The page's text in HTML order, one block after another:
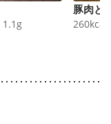
1.1 g
豚肉と
260kcal